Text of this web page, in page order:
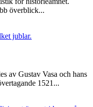
överblick...
av Gustav Vasa och hans
1521...